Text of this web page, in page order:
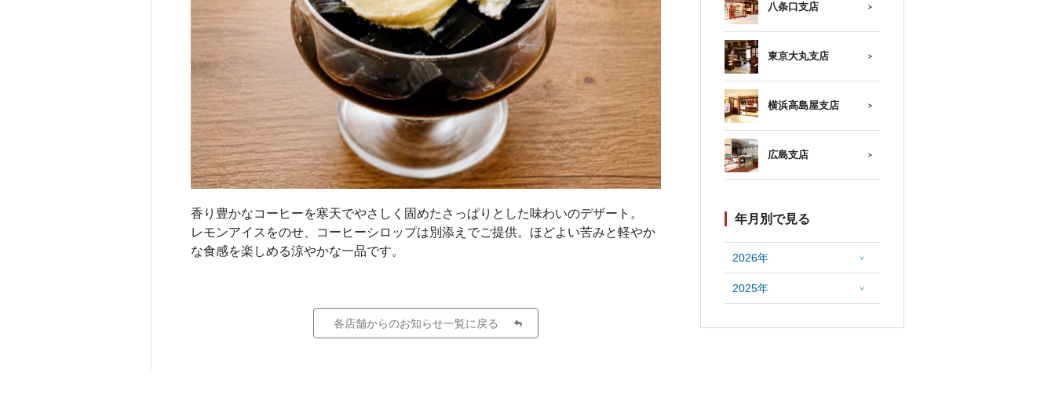
香り豊かなコーヒーを寒天でやさしく固めたさっぱりとした味わいのデザート。
レモンアイスをのせ、コーヒーシロップは別添えでご提供。ほどよい苦みと軽やか
な食感を楽しめる涼やかな一品です。
各店舗からのお知らせ一覧に戻る
八条口支店
東京大丸支店
横浜高島屋支店
広島支店
年月別で見る
2026年
2025年